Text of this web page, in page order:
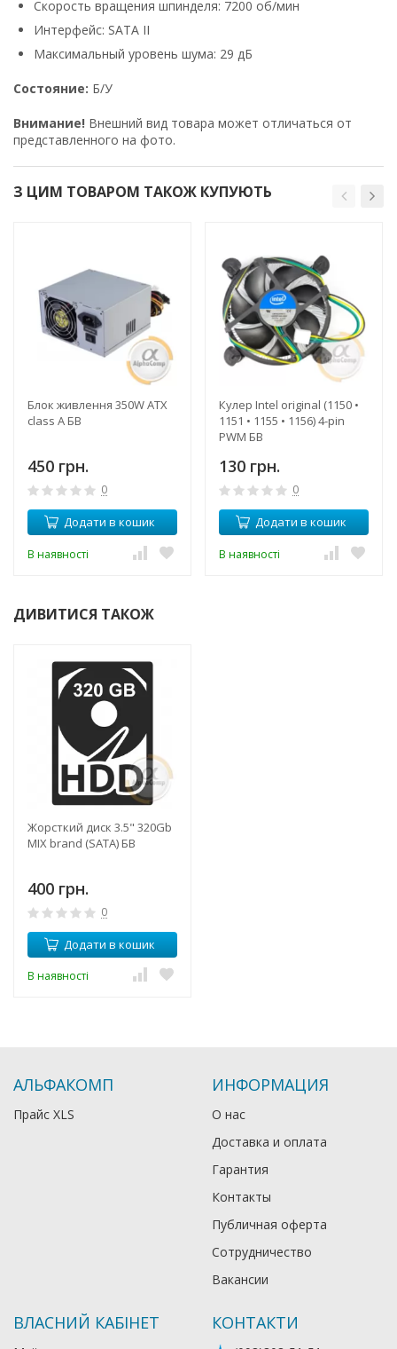
Скорость вращения шпинделя: 7200 об/мин
Интерфейс: SATA II
Максимальный уровень шума: 29 дБ
Состояние: Б/У
Внимание! Внешний вид товара может отличаться от
представленного на фото.
З ЦИМ ТОВАРОМ ТАКОЖ КУПУЮТЬ
Блок живлення 350W ATX
class A БВ
450 грн.
0
Додати в кошик
В наявності
Кулер Intel original (1150 •
1151 • 1155 • 1156) 4-pin
PWM БВ
130 грн.
0
Додати в кошик
В наявності
ДИВИТИСЯ ТАКОЖ
Жорсткий диск 3.5" 320Gb
MIX brand (SATA) БВ
400 грн.
0
Додати в кошик
В наявності
АЛЬФАКОМП
Прайс XLS
ИНФОРМАЦИЯ
О нас
Доставка и оплата
Гарантия
Контакты
Публичная оферта
Сотрудничество
Вакансии
ВЛАСНИЙ КАБІНЕТ КОНТАКТИ